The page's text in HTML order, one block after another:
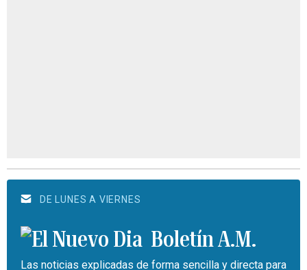
DE LUNES A VIERNES
Boletín A.M.
Las noticias explicadas de forma sencilla y directa para